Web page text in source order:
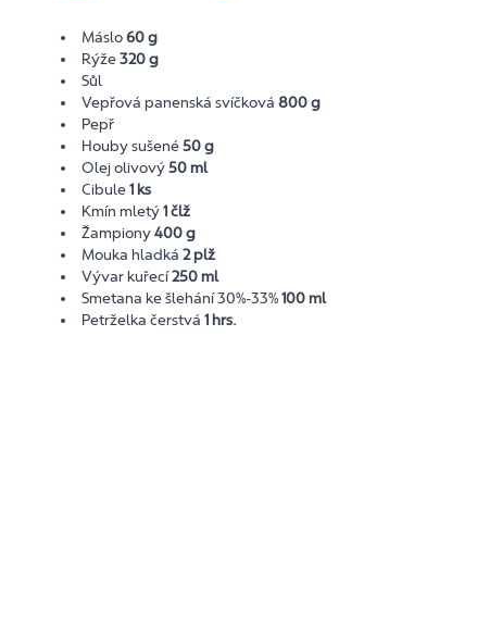
Máslo60 g
Rýže320 g
Sůl
Vepřová panenská svíčková800 g
Pepř
Houby sušené50 g
Olej olivový50 ml
Cibule1 ks
Kmín mletý1 člž
Žampiony400 g
Mouka hladká2 plž
Vývar kuřecí250 ml
Smetana ke šlehání 30%-33%100 ml
Petrželka čerstvá1 hrs.